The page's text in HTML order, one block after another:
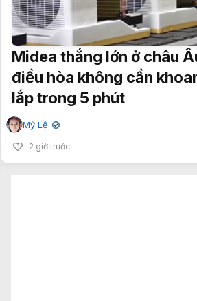
Midea thắng lớn ở châu
điều hòa không cần
lắp trong 5 phút
Mỹ Lệ ✔
2 giờ trước